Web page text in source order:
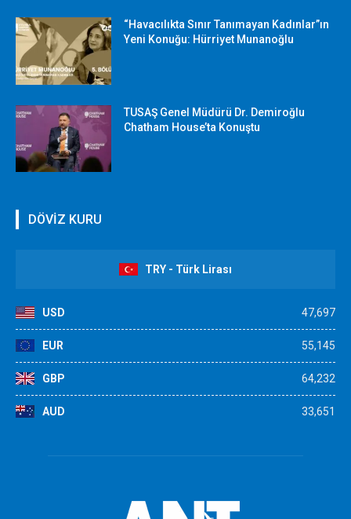
“Havacılıkta Sınır Tanımayan Kadınlar”ın
Yeni Konuğu: Hürriyet Munanoğlu
TUSAŞ Genel Müdürü Dr. Demiroğlu
Chatham House’ta Konuştu
DÖVİZ KURU
TRY - Türk Lirası
USD 47,697
EUR 55,145
GBP 64,232
AUD 33,651